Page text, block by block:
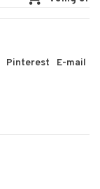
Pinterest E-mail